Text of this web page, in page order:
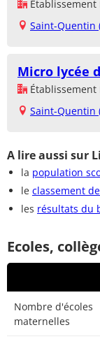
Saint-Quentin
Micro lycée
Établissement
Saint-Quentin
A lire aussi sur
la population
le classement
les résultats du
Ecoles,
Nombre d'écoles
maternelles